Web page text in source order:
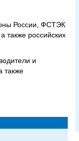
России, ФСТЭК
также российских
и
также